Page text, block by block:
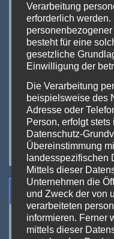
M D M
27
28 29
3
4 5
10
11 12
17
18 19
24
25 26
31
1 2
Suchen
Verarbeitung
erforderlich werden.
besteht für eine
gesetzliche
Einwilligung der
Die Verarbeitung
beispielsweise des
Adresse oder
Person, erfolgt
Datenschutz-
Übereinstimmung
landesspezifischen
Mittels dieser
Unternehmen die
und Zweck der von
verarbeiteten
informieren. Ferner
mittels dieser